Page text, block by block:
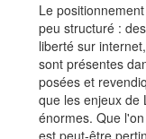
Le
peu structuré :
liberté sur
sont présentes
posées et
que les enjeux de
énormes. Que